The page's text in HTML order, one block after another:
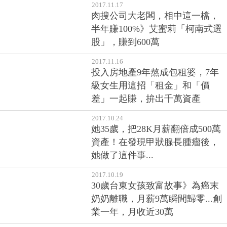
2017.11.17
肉搜公司大老闆，相中這一檔，
半年賺100%》艾蜜莉「柯南式選
股」，賺到600萬
2017.11.16
投入房地產9年熬成包租婆，7年
級女生用這招「租金」和「價
差」一起賺，拚出千萬資產
2017.10.24
她35歲，把28K月薪翻倍成500萬
資產！在發現甲狀腺長腫瘤後，
她做了這件事...
2017.10.19
30歲台東女孩致富故事》為癌末
奶奶離職，月薪9萬瞬間歸零...創
業一年，月收近30萬